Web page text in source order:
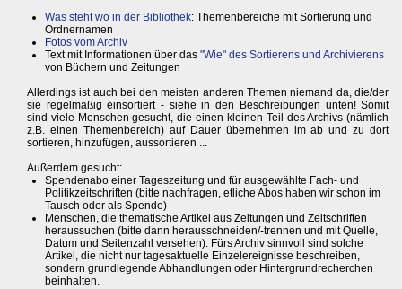
Was steht wo in der Bibliothek: Themenbereiche mit Sortierung und
Ordnernamen
Fotos vom Archiv
Text mit Informationen über das "Wie" des Sortierens und Archivierens
von Büchern und Zeitungen
Allerdings ist auch bei den meisten anderen Themen niemand da, die/der
sie regelmäßig einsortiert - siehe in den Beschreibungen unten! Somit
sind viele Menschen gesucht, die einen kleinen Teil des Archivs (nämlich
z.B. einen Themenbereich) auf Dauer übernehmen im ab und zu dort
sortieren, hinzufügen, aussortieren ...
Außerdem gesucht:
Spendenabo einer Tageszeitung und für ausgewählte Fach- und
Politikzeitschriften (bitte nachfragen, etliche Abos haben wir schon im
Tausch oder als Spende)
Menschen, die thematische Artikel aus Zeitungen und Zeitschriften
heraussuchen (bitte dann herausschneiden/-trennen und mit Quelle,
Datum und Seitenzahl versehen). Fürs Archiv sinnvoll sind solche
Artikel, die nicht nur tagesaktuelle Einzelereignisse beschreiben,
sondern grundlegende Abhandlungen oder Hintergrundrecherchen
beinhalten.